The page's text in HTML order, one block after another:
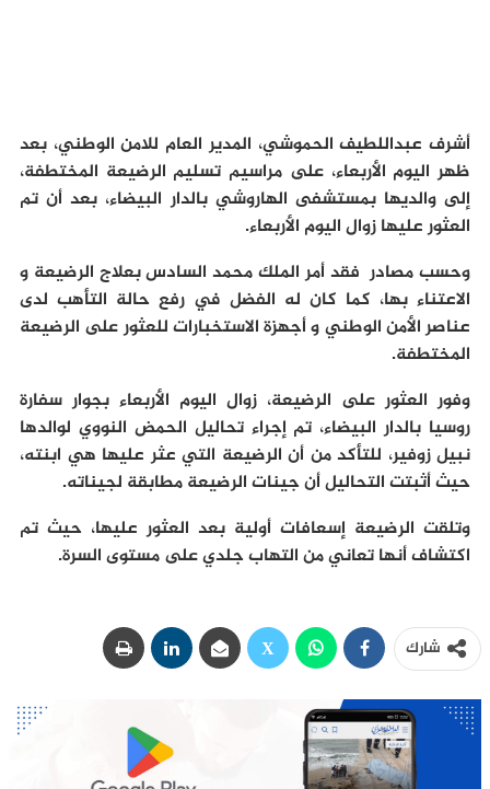
أشرف عبداللطيف الحموشي، المدير العام للامن الوطني، بعد
ظهر اليوم الأربعاء، على مراسيم تسليم الرضيعة المختطفة،
إلى والديها بمستشفى الهاروشي بالدار البيضاء، بعد أن تم
العثور عليها زوال اليوم الأربعاء.
وحسب مصادر فقد أمر الملك محمد السادس بعلاج الرضيعة و
الاعتناء بها، كما كان له الفضل في رفع حالة التأهب لدى
عناصر الأمن الوطني و أجهزة الاستخبارات للعثور على الرضيعة
المختطفة.
وفور العثور على الرضيعة، زوال اليوم الأربعاء بجوار سفارة
روسيا بالدار البيضاء، تم إجراء تحاليل الحمض النووي لوالدها
نبيل زوفير، للتأكد من أن الرضيعة التي عثر عليها هي ابنته،
حيث أثبتت التحاليل أن جينات الرضيعة مطابقة لجيناته.
وتلقت الرضيعة إسعافات أولية بعد العثور عليها، حيث تم
اكتشاف أنها تعاني من التهاب جلدي على مستوى السرة.
شارك